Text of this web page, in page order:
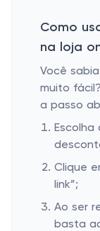
Como
na loja
Você
muito
a passo
Clique
link”;
Ao ser
basta